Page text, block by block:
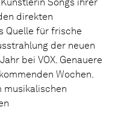
direkten
Quelle für frische
der neuen
bei VOX. Genauere
Wochen.
musikalischen